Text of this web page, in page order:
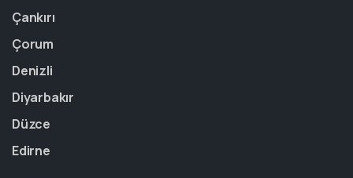
Çankırı
Çorum
Denizli
Diyarbakır
Düzce
Edirne